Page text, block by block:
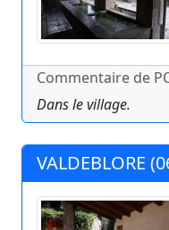
Commentaire de
Dans le village.
VALDEBLORE